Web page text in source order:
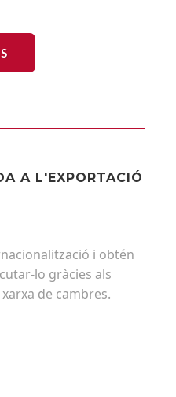
A L'EXPORTACIÓ
i obtén
lo gràcies als
de cambres.